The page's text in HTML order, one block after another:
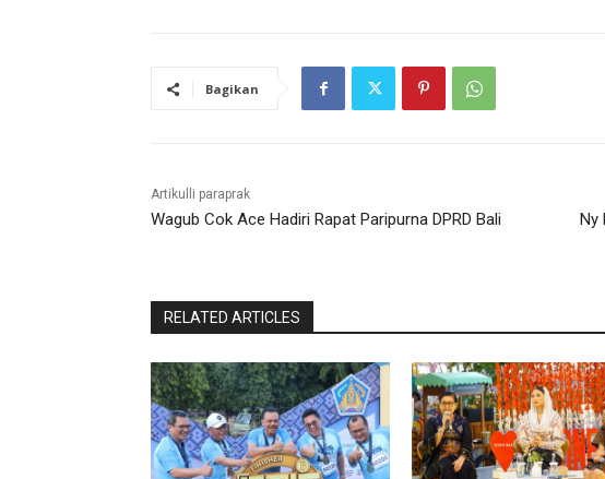
Bagikan
Artikulli paraprak
Wagub Cok Ace Hadiri Rapat Paripurna DPRD Bali
Ny
RELATED ARTICLES